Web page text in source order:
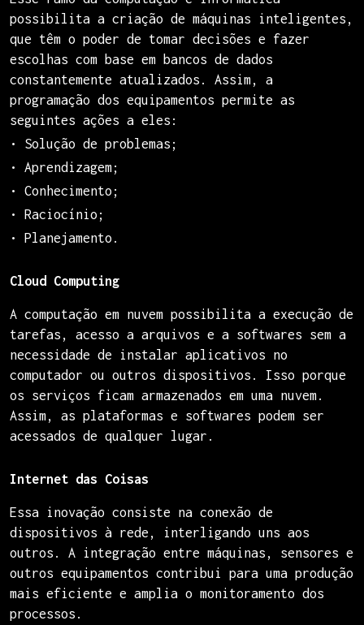
possibilita a criação de máquinas inteligentes,
que têm o poder de tomar decisões e fazer
escolhas com base em bancos de dados
constantemente atualizados. Assim, a
programação dos equipamentos permite as
seguintes ações a eles:
• Solução de problemas;
• Aprendizagem;
• Conhecimento;
• Raciocínio;
• Planejamento.
Cloud Computing
A computação em nuvem possibilita a execução de
tarefas, acesso a arquivos e a softwares sem a
necessidade de instalar aplicativos no
computador ou outros dispositivos. Isso porque
os serviços ficam armazenados em uma nuvem.
Assim, as plataformas e softwares podem ser
acessados de qualquer lugar.
Internet das Coisas
Essa inovação consiste na conexão de
dispositivos à rede, interligando uns aos
outros. A integração entre máquinas, sensores e
outros equipamentos contribui para uma produção
mais eficiente e amplia o monitoramento dos
processos.